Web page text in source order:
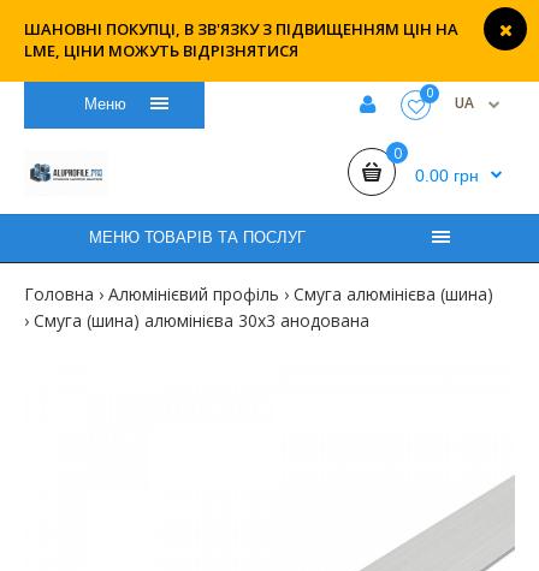
ШАНОВНІ ПОКУПЦІ, В ЗВ'ЯЗКУ З ПІДВИЩЕННЯМ ЦІН НА
LME, ЦІНИ МОЖУТЬ ВІДРІЗНЯТИСЯ
Меню
0 UA
0
0.00 грн
МЕНЮ ТОВАРІВ ТА ПОСЛУГ
Головна Алюмінієвий профіль
Смуга алюмінієва (шина)
Смуга (шина) алюмінієва 30х3 анодована